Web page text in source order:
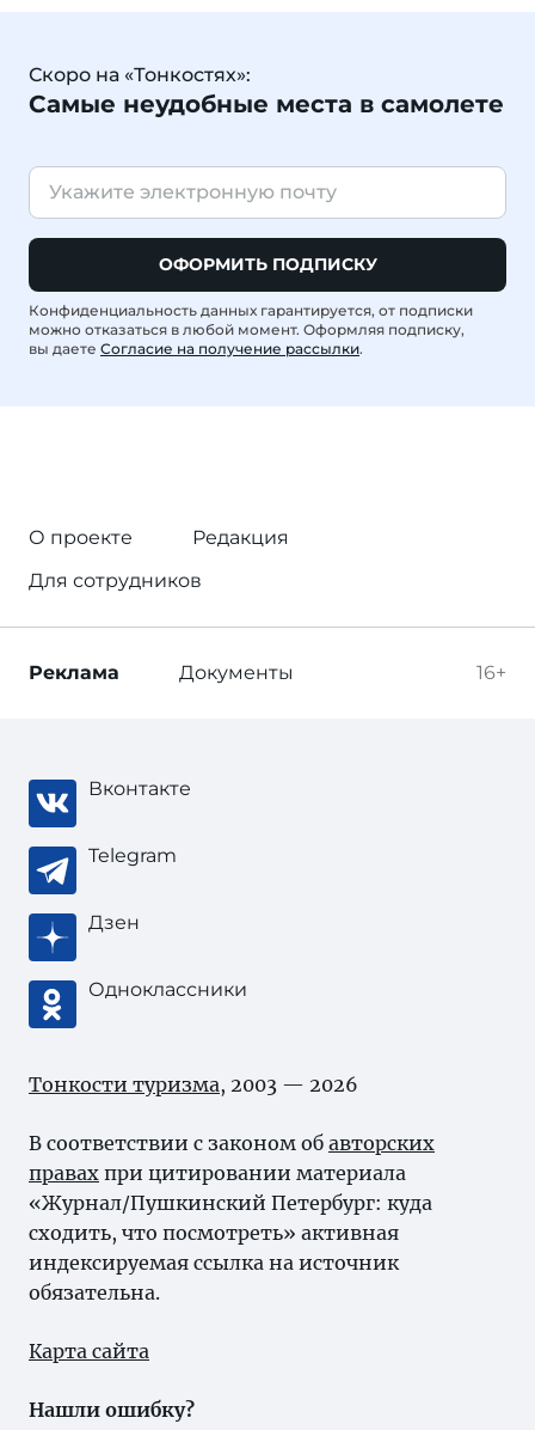
Скоро на «Тонкостях»:
Самые неудобные места в самолете
ОФОРМИТЬ ПОДПИСКУ
Конфиденциальность данных гарантируется, от подписки
можно отказаться в любой момент. Оформляя подписку,
вы даете Согласие на получение рассылки.
О проекте
Редакция
Для сотрудников
16+
Реклама Документы
Вконтакте
Telegram
Дзен
Одноклассники
Тонкости туризма, 2003 — 2026
В соответствии с законом об авторских
правах при цитировании материала
«Журнал/Пушкинский Петербург: куда
сходить, что посмотреть» активная
индексируемая ссылка на источник
обязательна.
Карта сайта
Нашли ошибку?